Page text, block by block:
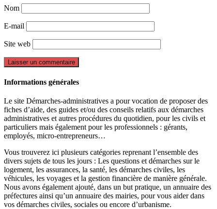
Nom
E-mail
Site web
Informations générales
Le site Démarches-administratives a pour vocation de proposer des
fiches d’aide, des guides et/ou des conseils relatifs aux démarches
administratives et autres procédures du quotidien, pour les civils et
particuliers mais également pour les professionnels : gérants,
employés, micro-entrepreneurs…
Vous trouverez ici plusieurs catégories reprenant l’ensemble des
divers sujets de tous les jours : Les questions et démarches sur le
logement, les assurances, la santé, les démarches civiles, les
véhicules, les voyages et la gestion financière de manière générale.
Nous avons également ajouté, dans un but pratique, un annuaire des
préfectures ainsi qu’un annuaire des mairies, pour vous aider dans
vos démarches civiles, sociales ou encore d’urbanisme.